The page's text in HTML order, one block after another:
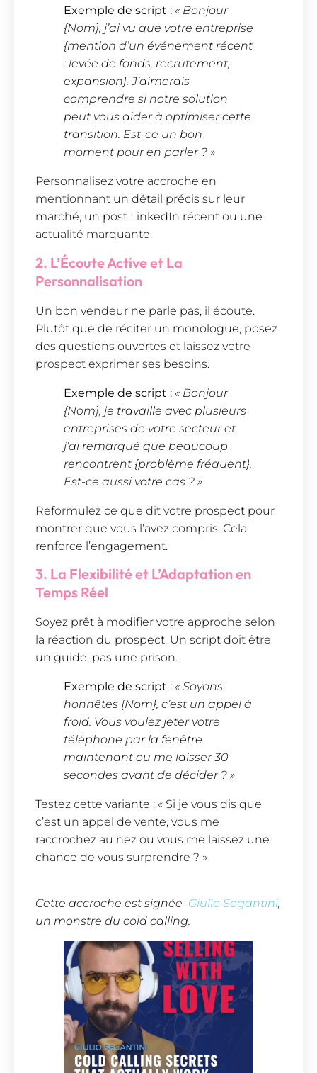
Exemple de script : « Bonjour
{Nom}, j’ai vu que votre entreprise
{mention d’un événement récent
: levée de fonds, recrutement,
expansion}. J’aimerais
comprendre si notre solution
peut vous aider à optimiser cette
transition. Est-ce un bon
moment pour en parler ? »
Personnalisez votre accroche en
mentionnant un détail précis sur leur
marché, un post LinkedIn récent ou une
actualité marquante.
2. L’Écoute Active et La
Personnalisation
Un bon vendeur ne parle pas, il écoute.
Plutôt que de réciter un monologue, posez
des questions ouvertes et laissez votre
prospect exprimer ses besoins.
Exemple de script : « Bonjour
{Nom}, je travaille avec plusieurs
entreprises de votre secteur et
j’ai remarqué que beaucoup
rencontrent {problème fréquent}.
Est-ce aussi votre cas ? »
Reformulez ce que dit votre prospect pour
montrer que vous l’avez compris. Cela
renforce l’engagement.
3. La Flexibilité et L’Adaptation en
Temps Réel
Soyez prêt à modifier votre approche selon
la réaction du prospect. Un script doit être
un guide, pas une prison.
Exemple de script : « Soyons
honnêtes {Nom}, c’est un appel à
froid. Vous voulez jeter votre
téléphone par la fenêtre
maintenant ou me laisser 30
secondes avant de décider ? »
Testez cette variante : « Si je vous dis que
c’est un appel de vente, vous me
raccrochez au nez ou vous me laissez une
chance de vous surprendre ? »
Cette accroche est signée Giulio Segantini,
un monstre du cold calling.